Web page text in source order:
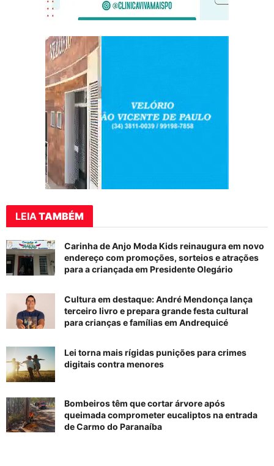
LEIATAMBÉM
Carinha de Anjo Moda Kids reinaugura em novo
endereço com promoções, sorteios e atrações
para a criançada em Presidente Olegário
Cultura em destaque: André Mendonça lança
terceiro livro e prepara grande festa cultural
para crianças e famílias em Andrequicé
Lei torna mais rígidas punições para crimes
digitais contra menores
Bombeiros têm que cortar árvore após
queimada comprometer eucaliptos na entrada
de Carmo do Paranaíba